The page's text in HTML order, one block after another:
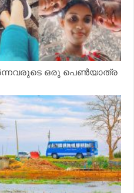
ഒരു പെൺയാത്ര